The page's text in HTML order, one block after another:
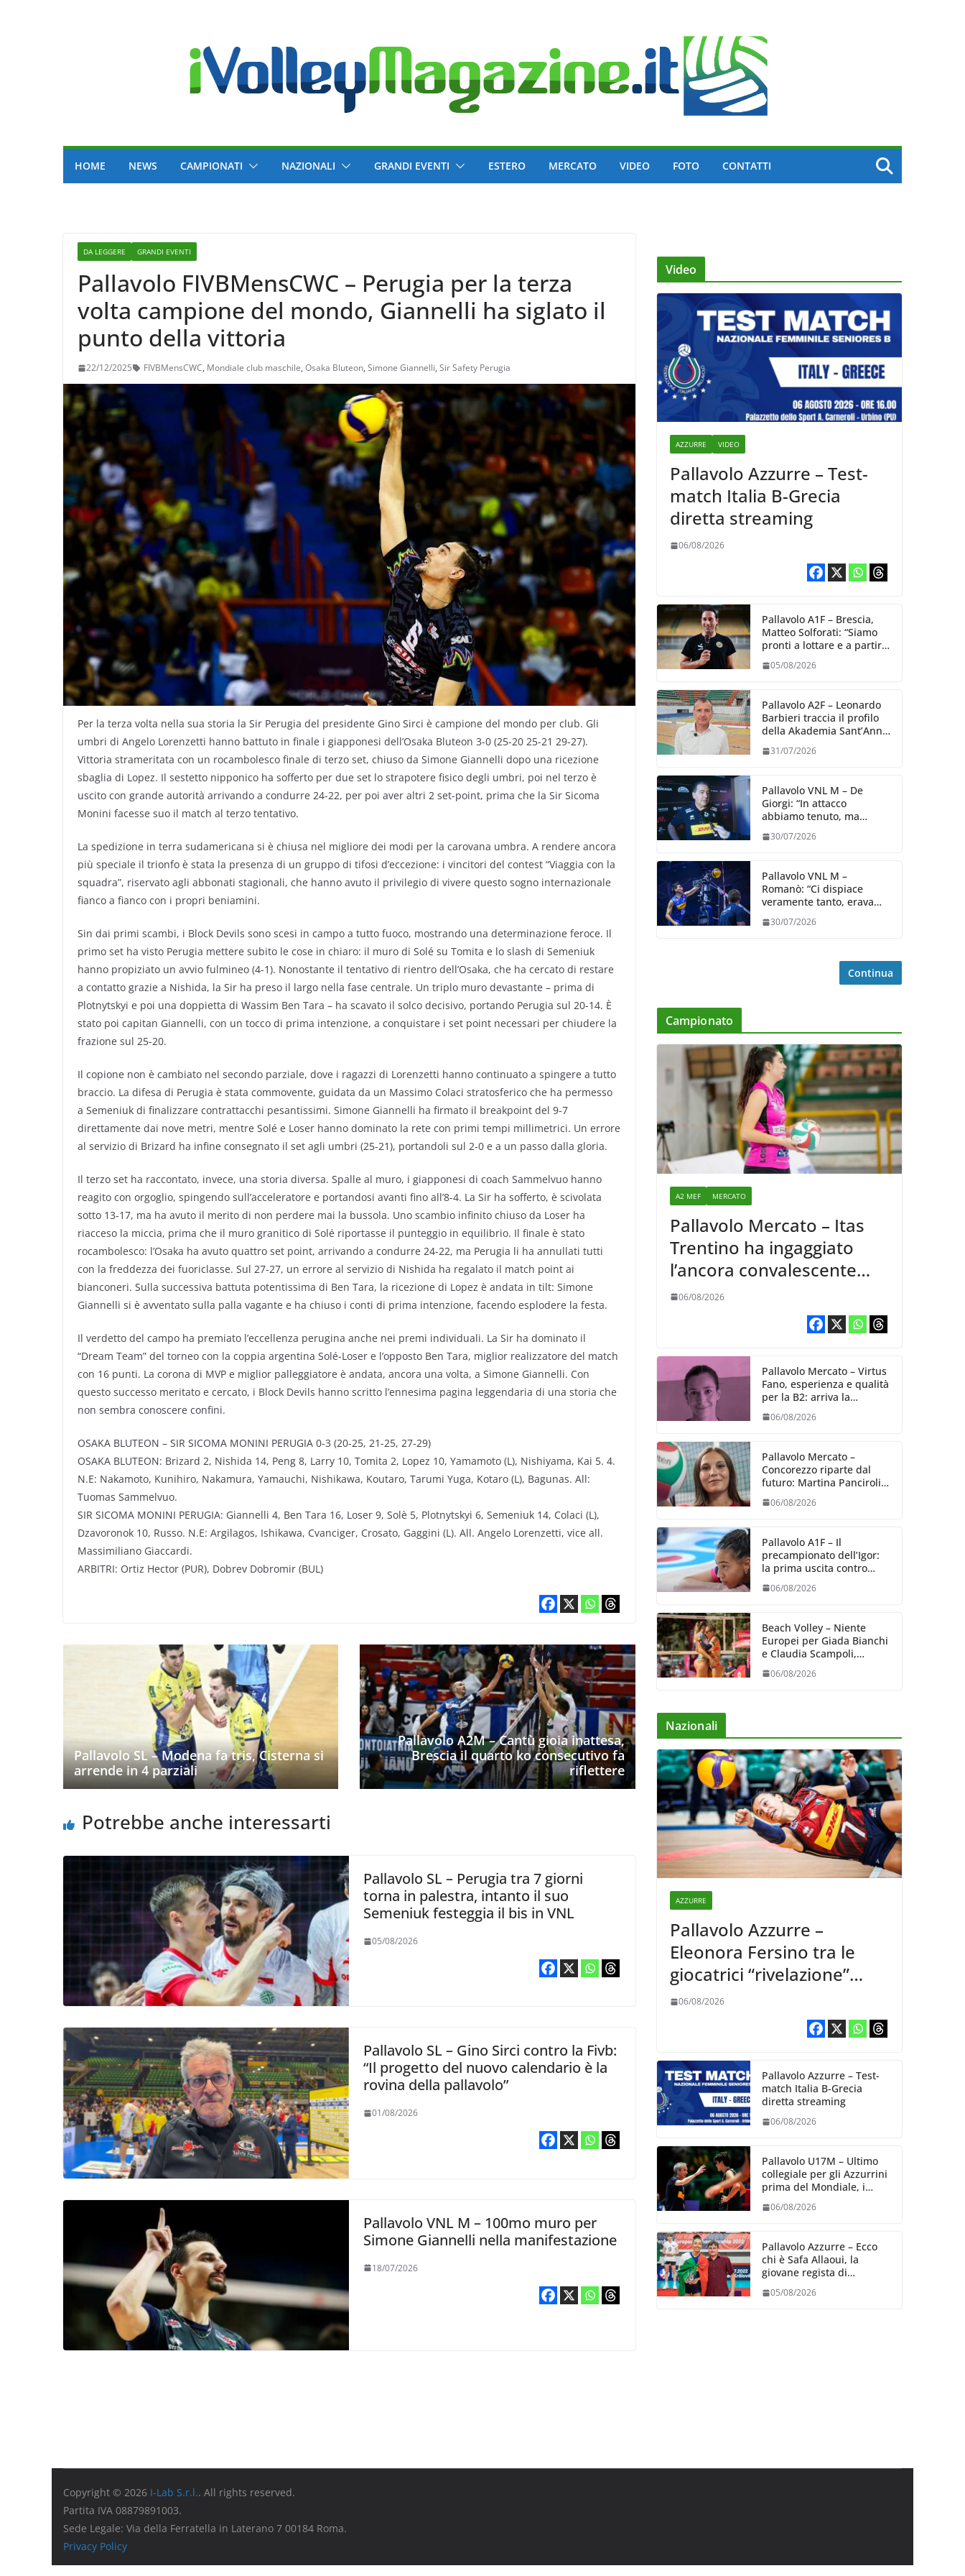
HOME NEWS CAMPIONATI NAZIONALI GRANDI EVENTI ESTERO MERCATO VIDEO FOTO CONTATTI
DA LEGGERE GRANDI EVENTI
Pallavolo FIVBMensCWC – Perugia per la terza
volta campione del mondo, Giannelli ha siglato il
punto della vittoria
22/12/2025 FIVBMensCWC, Mondiale club maschile, Osaka Bluteon, Simone Giannelli, Sir Safety Perugia
Per la terza volta nella sua storia la Sir Perugia del presidente Gino Sirci è campione del mondo per club. Gli
umbri di Angelo Lorenzetti hanno battuto in finale i giapponesi dell’Osaka Bluteon 3-0 (25-20 25-21 29-27).
Vittoria strameritata con un rocambolesco finale di terzo set, chiuso da Simone Giannelli dopo una ricezione
sbaglia di Lopez. Il sestetto nipponico ha sofferto per due set lo strapotere fisico degli umbri, poi nel terzo è
uscito con grande autorità arrivando a condurre 24-22, per poi aver altri 2 set-point, prima che la Sir Sicoma
Monini facesse suo il match al terzo tentativo.
La spedizione in terra sudamericana si è chiusa nel migliore dei modi per la carovana umbra. A rendere ancora
più speciale il trionfo è stata la presenza di un gruppo di tifosi d’eccezione: i vincitori del contest “Viaggia con la
squadra”, riservato agli abbonati stagionali, che hanno avuto il privilegio di vivere questo sogno internazionale
fianco a fianco con i propri beniamini.
Sin dai primi scambi, i Block Devils sono scesi in campo a tutto fuoco, mostrando una determinazione feroce. Il
primo set ha visto Perugia mettere subito le cose in chiaro: il muro di Solé su Tomita e lo slash di Semeniuk
hanno propiziato un avvio fulmineo (4-1). Nonostante il tentativo di rientro dell’Osaka, che ha cercato di restare
a contatto grazie a Nishida, la Sir ha preso il largo nella fase centrale. Un triplo muro devastante – prima di
Plotnytskyi e poi una doppietta di Wassim Ben Tara – ha scavato il solco decisivo, portando Perugia sul 20-14. È
stato poi capitan Giannelli, con un tocco di prima intenzione, a conquistare i set point necessari per chiudere la
frazione sul 25-20.
Il copione non è cambiato nel secondo parziale, dove i ragazzi di Lorenzetti hanno continuato a spingere a tutto
braccio. La difesa di Perugia è stata commovente, guidata da un Massimo Colaci stratosferico che ha permesso
a Semeniuk di finalizzare contrattacchi pesantissimi. Simone Giannelli ha firmato il breakpoint del 9-7
direttamente dai nove metri, mentre Solé e Loser hanno dominato la rete con primi tempi millimetrici. Un errore
al servizio di Brizard ha infine consegnato il set agli umbri (25-21), portandoli sul 2-0 e a un passo dalla gloria.
Il terzo set ha raccontato, invece, una storia diversa. Spalle al muro, i giapponesi di coach Sammelvuo hanno
reagito con orgoglio, spingendo sull’acceleratore e portandosi avanti fino all’8-4. La Sir ha sofferto, è scivolata
sotto 13-17, ma ha avuto il merito di non perdere mai la bussola. Uno scambio infinito chiuso da Loser ha
riacceso la miccia, prima che il muro granitico di Solé riportasse il punteggio in equilibrio. Il finale è stato
rocambolesco: l’Osaka ha avuto quattro set point, arrivando a condurre 24-22, ma Perugia li ha annullati tutti
con la freddezza dei fuoriclasse. Sul 27-27, un errore al servizio di Nishida ha regalato il match point ai
bianconeri. Sulla successiva battuta potentissima di Ben Tara, la ricezione di Lopez è andata in tilt: Simone
Giannelli si è avventato sulla palla vagante e ha chiuso i conti di prima intenzione, facendo esplodere la festa.
Il verdetto del campo ha premiato l’eccellenza perugina anche nei premi individuali. La Sir ha dominato il
“Dream Team” del torneo con la coppia argentina Solé-Loser e l’opposto Ben Tara, miglior realizzatore del match
con 16 punti. La corona di MVP e miglior palleggiatore è andata, ancora una volta, a Simone Giannelli. Con
questo successo meritato e cercato, i Block Devils hanno scritto l’ennesima pagina leggendaria di una storia che
non sembra conoscere confini.
OSAKA BLUTEON – SIR SICOMA MONINI PERUGIA 0-3 (20-25, 21-25, 27-29)
OSAKA BLUTEON: Brizard 2, Nishida 14, Peng 8, Larry 10, Tomita 2, Lopez 10, Yamamoto (L), Nishiyama, Kai 5. 4.
N.E: Nakamoto, Kunihiro, Nakamura, Yamauchi, Nishikawa, Koutaro, Tarumi Yuga, Kotaro (L), Bagunas. All:
Tuomas Sammelvuo.
SIR SICOMA MONINI PERUGIA: Giannelli 4, Ben Tara 16, Loser 9, Solè 5, Plotnytskyi 6, Semeniuk 14, Colaci (L),
Dzavoronok 10, Russo. N.E: Argilagos, Ishikawa, Cvanciger, Crosato, Gaggini (L). All. Angelo Lorenzetti, vice all.
Massimiliano Giaccardi.
ARBITRI: Ortiz Hector (PUR), Dobrev Dobromir (BUL)
Pallavolo SL – Modena fa tris, Cisterna si
arrende in 4 parziali
Pallavolo A2M – Cantù gioia inattesa,
Brescia il quarto ko consecutivo fa
riflettere
Potrebbe anche interessarti
Pallavolo SL – Perugia tra 7 giorni
torna in palestra, intanto il suo
Semeniuk festeggia il bis in VNL
05/08/2026
Pallavolo SL – Gino Sirci contro la Fivb:
“Il progetto del nuovo calendario è la
rovina della pallavolo”
01/08/2026
Pallavolo VNL M – 100mo muro per
Simone Giannelli nella manifestazione
18/07/2026
Video
AZZURRE VIDEO
Pallavolo Azzurre – Test-
match Italia B-Grecia
diretta streaming
06/08/2026
Pallavolo A1F – Brescia,
Matteo Solforati: “Siamo
pronti a lottare e a partire
giorno”
05/08/2026
Pallavolo A2F – Leonardo
Barbieri traccia il profilo
della Akademia Sant’Anna
31/07/2026
Pallavolo VNL M – De
Giorgi: “In attacco
abbiamo tenuto, ma
dalla prestazione in
30/07/2026
Pallavolo VNL M –
Romanò: “Ci dispiace
veramente tanto, eravamo
impareremo”
30/07/2026
Continua
Campionato
A2 MEF MERCATO
Pallavolo Mercato – Itas
Trentino ha ingaggiato
l’ancora convalescente
Alexandra Ravarini
06/08/2026
Pallavolo Mercato – Virtus
Fano, esperienza e qualità
per la B2: arriva la
schiacciatrice fermana
Alessia Castellucci
06/08/2026
Pallavolo Mercato –
Concorezzo riparte dal
futuro: Martina Panciroli è
il primo acquisto
06/08/2026
Pallavolo A1F – Il
precampionato dell’Igor:
la prima uscita contro
Bergamo (04/09)
06/08/2026
Beach Volley – Niente
Europei per Giada Bianchi
e Claudia Scampoli,
costrette al forfait
06/08/2026
Nazionali
AZZURRE
Pallavolo Azzurre –
Eleonora Fersino tra le
giocatrici “rivelazione”
della VNL 2026 per
06/08/2026
Pallavolo Azzurre – Test-
match Italia B-Grecia
diretta streaming
06/08/2026
Pallavolo U17M – Ultimo
collegiale per gli Azzurrini
prima del Mondiale, i
06/08/2026
Pallavolo Azzurre – Ecco
chi è Safa Allaoui, la
giovane regista di
collegiale di Cavalese
05/08/2026
Copyright © 2026 I-Lab S.r.l.. All rights reserved.
Partita IVA 08879891003.
Sede Legale: Via della Ferratella in Laterano 7 00184 Roma.
Privacy Policy